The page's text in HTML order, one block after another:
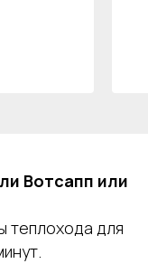
Вотсапп или
теплохода для